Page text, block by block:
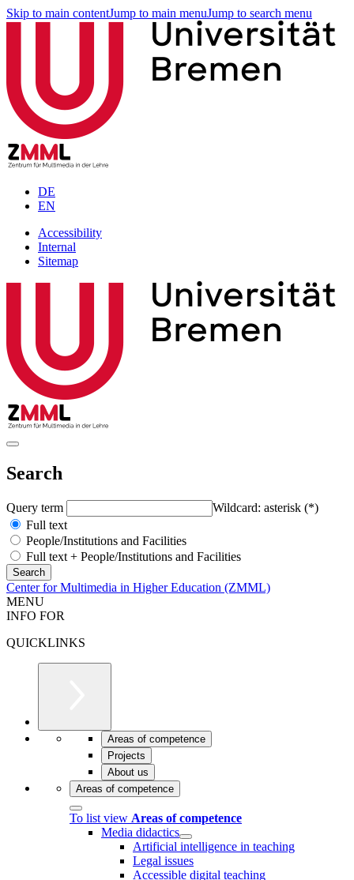
Skip to main contentJump to main menuJump to search menu
DE
EN
Accessibility
Internal
Sitemap
Search
Query term
Wildcard: asterisk (*)
Full text
People/Institutions and Facilities
Full text + People/Institutions and Facilities
Center for Multimedia in Higher Education (ZMML)
MENU
INFO FOR
QUICKLINKS
Areas of competence
Projects
About us
Areas of competence
To list view Areas of competence
Media didactics
Artificial intelligence in teaching
Legal issues
Accessible digital teaching